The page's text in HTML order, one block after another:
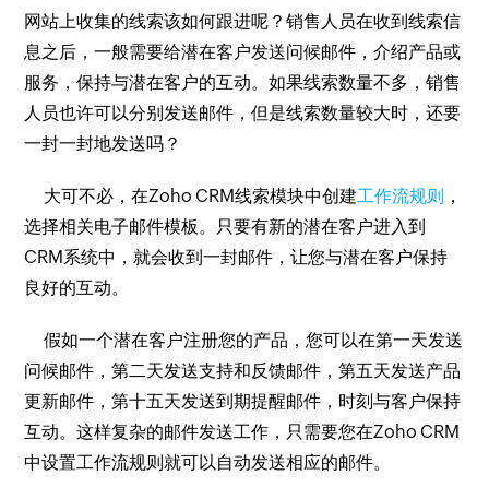
网站上收集的线索该如何跟进呢？销售人员在收到线索信
息之后，一般需要给潜在客户发送问候邮件，介绍产品或
服务，保持与潜在客户的互动。如果线索数量不多，销售
人员也许可以分别发送邮件，但是线索数量较大时，还要
一封一封地发送吗？
大可不必，在Zoho CRM线索模块中创建工作流规则 ，
选择相关电子邮件模板。只要有新的潜在客户进入到
CRM系统中，就会收到一封邮件，让您与潜在客户保持
良好的互动。
假如一个潜在客户注册您的产品，您可以在第一天发送
问候邮件，第二天发送支持和反馈邮件，第五天发送产品
更新邮件，第十五天发送到期提醒邮件，时刻与客户保持
互动。这样复杂的邮件发送工作，只需要您在Zoho CRM
中设置工作流规则就可以自动发送相应的邮件。